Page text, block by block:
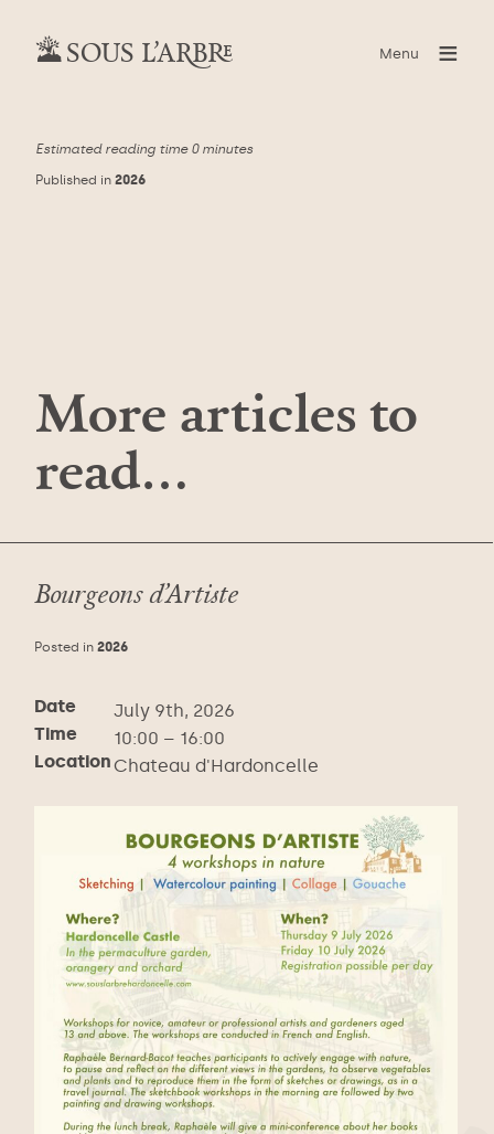
SOUS L’ARBRE Menu ≡
Estimated reading time 0 minutes
Published in 2026
More articles to
read…
Bourgeons d’Artiste
Posted in 2026
Date
July 9th, 2026
Time
10:00 – 16:00
LocationChateau d'Hardoncelle